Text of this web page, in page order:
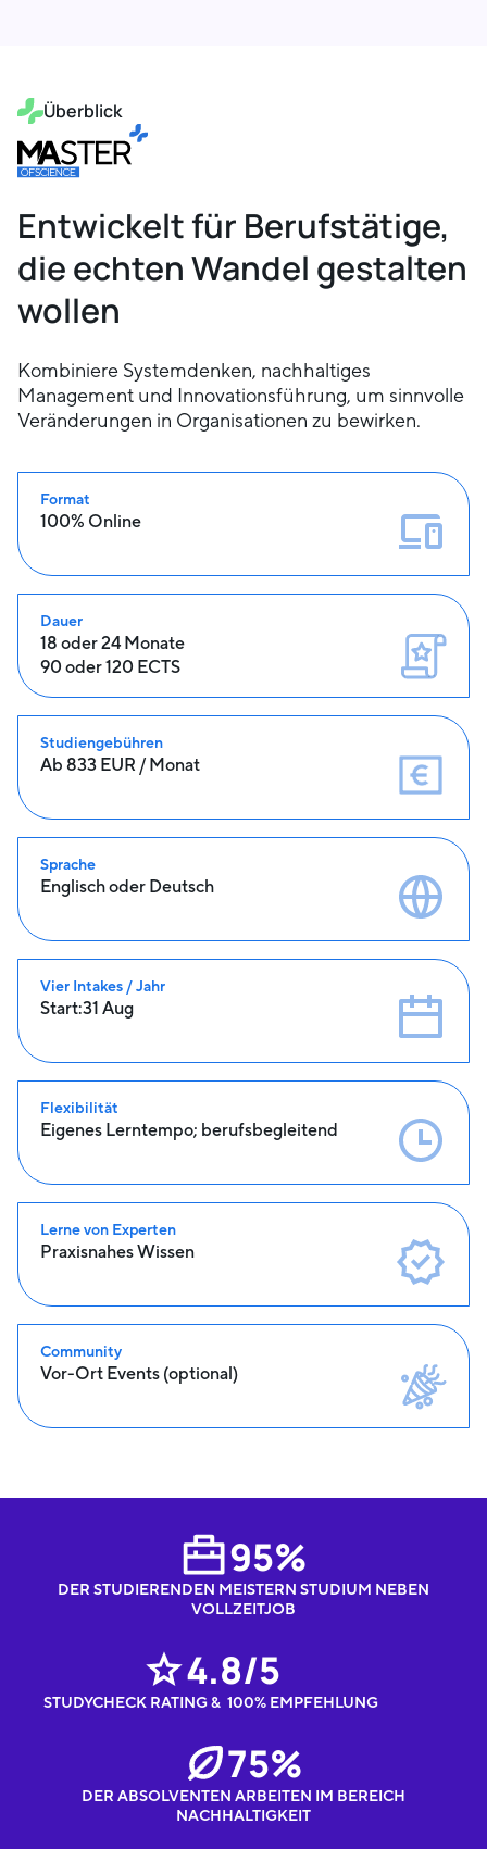
Überblick
Entwickelt für Berufstätige,
die echten Wandel gestalten
wollen
Kombiniere Systemdenken, nachhaltiges
Management und Innovationsführung, um sinnvolle
Veränderungen in Organisationen zu bewirken.
Format
100% Online
Dauer
18 oder 24 Monate
90 oder 120 ECTS
Studiengebühren
Ab 833 EUR / Monat
Sprache
Englisch oder Deutsch
Vier Intakes / Jahr
Start:31 Aug
Flexibilität
Eigenes Lerntempo; berufsbegleitend
Lerne von Experten
Praxisnahes Wissen
Community
Vor-Ort Events (optional)
95%
DER STUDIERENDEN MEISTERN STUDIUM NEBEN
VOLLZEITJOB
4.8/5
STUDYCHECK RATING & 100% EMPFEHLUNG
75%
DER ABSOLVENTEN ARBEITEN IM BEREICH
NACHHALTIGKEIT